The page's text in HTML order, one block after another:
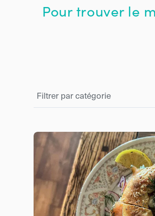
Pour trouver le
Filtrer par catégorie